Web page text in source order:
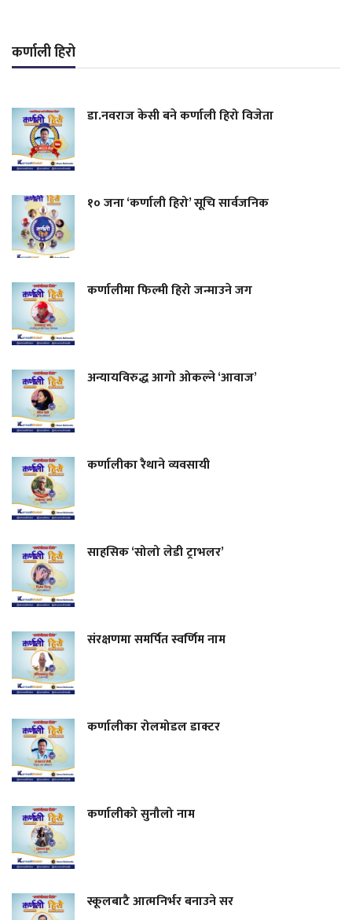
कर्णाली हिरो
डा.नवराज केसी बने कर्णाली हिरो विजेता
१० जना ‘कर्णाली हिरो’ सूचि सार्वजनिक
कर्णालीमा फिल्मी हिरो जन्माउने जग
अन्यायविरुद्ध आगो ओकल्ने ‘आवाज’
कर्णालीका रैथाने व्यवसायी
साहसिक ‘सोलो लेडी ट्राभलर’
संरक्षणमा समर्पित स्वर्णिम नाम
कर्णालीका रोलमोडल डाक्टर
कर्णालीको सुनौलो नाम
स्कूलबाटै आत्मनिर्भर बनाउने सर